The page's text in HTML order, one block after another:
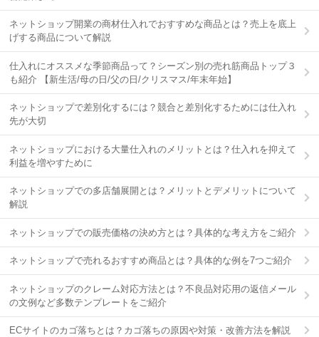
ネットショップ開業の商材仕入れでおすすめな商品とは？売上を底上
げする商品について解説
仕入れにオススメな季節商品って？シーズン別の売れ筋商品トップ３
も紹介 【新生活/母の日/父の日/クリスマス/年末年始】
ネットショップで差別化するには？競合と差別化するためには仕入れ
先が大切
ネットショップにおける大量仕入れのメリットとは？仕入れを抑えて
利益を増やすために
ネットショップでの多店舗展開とは？メリットとデメリットについて
解説
ネットショップでの販売価格の決め方とは？具体的な考え方をご紹介
ネットショップで売れるおすすめ商品とは？具体的な例を7つご紹介
ネットショップのクレーム対応方法とは？不良品対応用の返信メール
の文例など多数テンプレートをご紹介
ECサイトのカゴ落ちとは？カゴ落ちの原因や対策・改善方法を解説